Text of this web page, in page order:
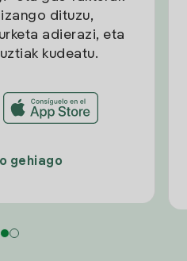
dituzu,
adierazi, eta
kudeatu.
gehiago